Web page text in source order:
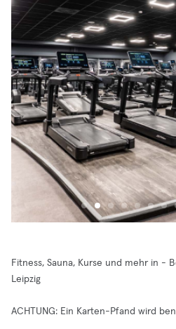
Fitness, Sauna, Kurse und mehr in -
Leipzig
ACHTUNG: Ein Karten-Pfand wird